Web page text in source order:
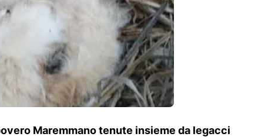
Maremmano tenute insieme da legacci